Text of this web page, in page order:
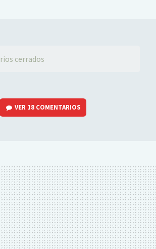
cerrados
VER 18 COMENTARIOS